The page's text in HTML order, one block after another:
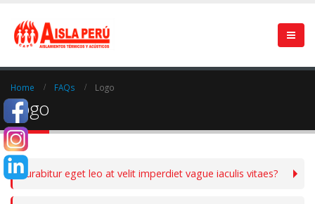
Home FAQs Logo
Logo
Curabitur eget leo at velit imperdiet vague iaculis vitaes?